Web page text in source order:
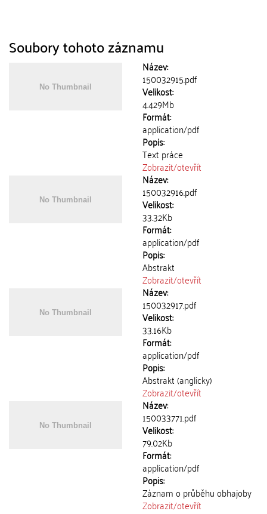
Soubory tohoto záznamu
Název:
150032915.pdf
Velikost:
4.429Mb
Formát:
application/pdf
Popis:
Text práce
Zobrazit/otevřít
Název:
150032916.pdf
Velikost:
33.32Kb
Formát:
application/pdf
Popis:
Abstrakt
Zobrazit/otevřít
Název:
150032917.pdf
Velikost:
33.16Kb
Formát:
application/pdf
Popis:
Abstrakt (anglicky)
Zobrazit/otevřít
Název:
150033771.pdf
Velikost:
79.02Kb
Formát:
application/pdf
Popis:
Záznam o průběhu obhajoby
Zobrazit/otevřít